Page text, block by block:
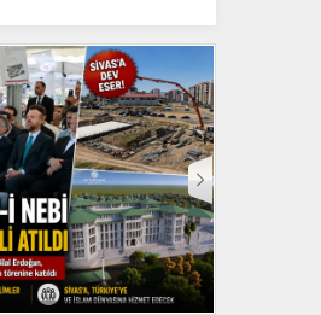
EKONOMİYE
KAZANDIRILIYOR